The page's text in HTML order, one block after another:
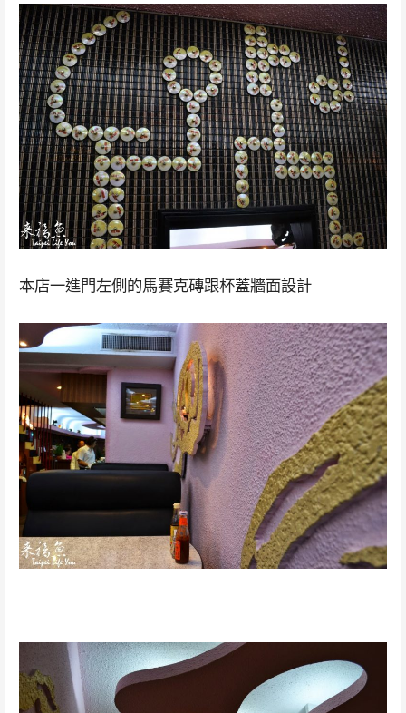
本店一進門左側的馬賽克磚跟杯蓋牆面設計